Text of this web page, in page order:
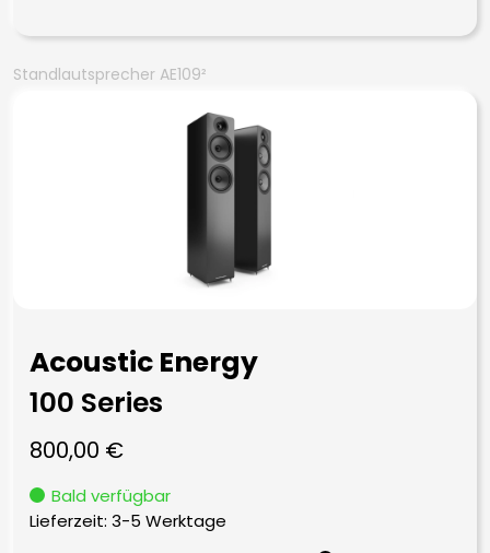
Standlautsprecher AE109²
Acoustic Energy
100 Series
800,00 €
Bald verfügbar
Lieferzeit: 3-5 Werktage